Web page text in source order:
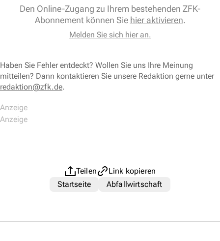
Den Online-Zugang zu Ihrem bestehenden ZFK-
Abonnement können Sie hier aktivieren.
Melden Sie sich hier an.
Haben Sie Fehler entdeckt? Wollen Sie uns Ihre Meinung
mitteilen? Dann kontaktieren Sie unsere Redaktion gerne unter
redaktion@zfk.de.
Teilen
Link kopieren
Startseite
Abfallwirtschaft